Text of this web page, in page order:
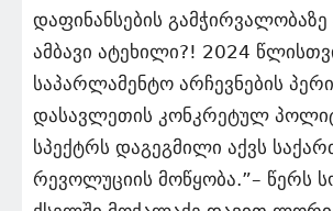
დაფინანსების
ამბავი ატეხილი?! 2024
საპარლამენტო არჩევნების
დასავლეთის კონკრეტულ
სპექტრს დაგეგმილი აქვს
რევოლუციის მოწყობა.”– წერს